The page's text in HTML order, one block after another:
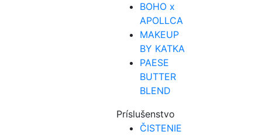
BOHO x
APOLLCA
MAKEUP
BY KATKA
PAESE
BUTTER
BLEND
Príslušenstvo
ČISTENIE